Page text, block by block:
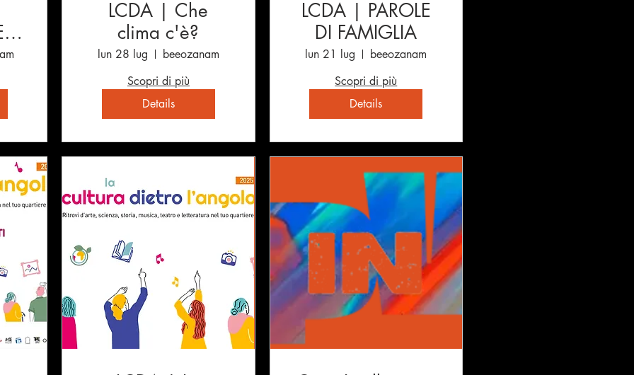
LCDA | Che
clima c'è?
lun 28 lug
beeozanam
Scopri di più
Details
LCDA | PAROLE
DI FAMIGLIA
lun 21 lug
beeozanam
Scopri di più
Details